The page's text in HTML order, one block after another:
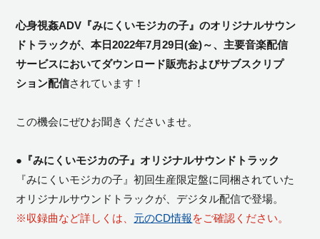
心身視姦ADV『みにくいモジカの子』のオリジナルサウン
ドトラックが、本日2022年7月29日(金)～、主要音楽配信
サービスにおいてダウンロード販売およびサブスクリプ
ション配信されています！
この機会にぜひお聞きくださいませ。
●『みにくいモジカの子』オリジナルサウンドトラック
『みにくいモジカの子』初回生産限定盤に同梱されていた
オリジナルサウンドトラックが、デジタル配信で登場。
※収録曲など詳しくは、 元のCD情報をご確認ください。